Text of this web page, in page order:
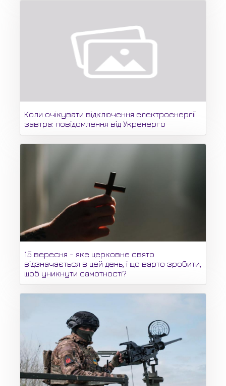
Коли очікувати відключення електроенергії
завтра: повідомлення від Укренерго
15 вересня - яке церковне свято
відзначається в цей день, і що варто зробити,
щоб уникнути самотності?